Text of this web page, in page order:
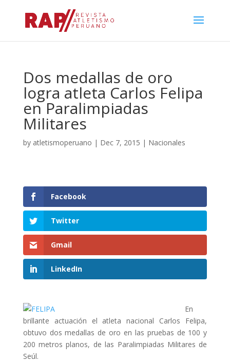
Dos medallas de oro
logra atleta Carlos Felipa
en Paralimpiadas
Militares
by atletismoperuano | Dec 7, 2015 | Nacionales
Facebook
Twitter
Gmail
LinkedIn
En
brillante actuación el atleta nacional Carlos Felipa,
obtuvo dos medallas de oro en las pruebas de 100 y
200 metros planos, de las Paralimpiadas Militares de
Seúl.